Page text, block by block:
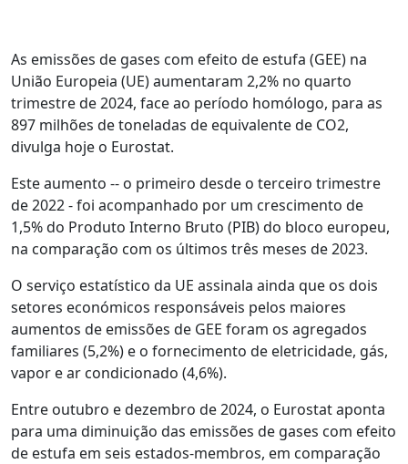
As emissões de gases com efeito de estufa (GEE) na
União Europeia (UE) aumentaram 2,2% no quarto
trimestre de 2024, face ao período homólogo, para as
897 milhões de toneladas de equivalente de CO2,
divulga hoje o Eurostat.
Este aumento -- o primeiro desde o terceiro trimestre
de 2022 - foi acompanhado por um crescimento de
1,5% do Produto Interno Bruto (PIB) do bloco europeu,
na comparação com os últimos três meses de 2023.
O serviço estatístico da UE assinala ainda que os dois
setores económicos responsáveis pelos maiores
aumentos de emissões de GEE foram os agregados
familiares (5,2%) e o fornecimento de eletricidade, gás,
vapor e ar condicionado (4,6%).
Entre outubro e dezembro de 2024, o Eurostat aponta
para uma diminuição das emissões de gases com efeito
de estufa em seis estados-membros, em comparação